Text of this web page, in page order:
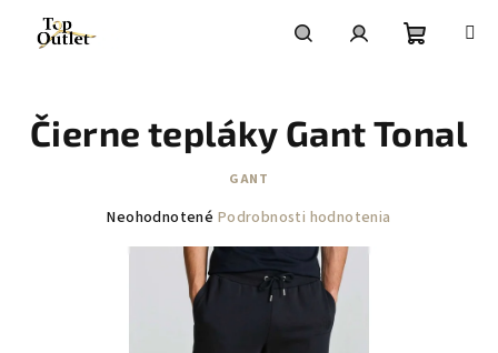
obsah
košík
Čierne tepláky Gant Tonal
GANT
Priemerné
Neohodnotené Podrobnosti hodnotenia